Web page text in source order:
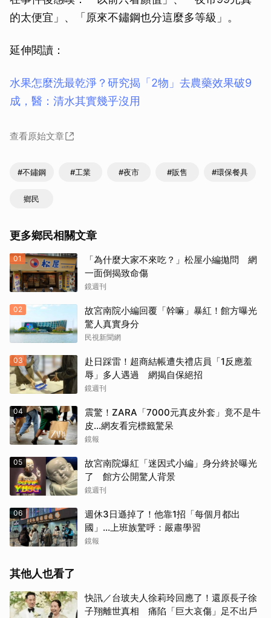
的太便宜」、「原來不鏽鋼也分這麼多等級」。
延伸閱讀：
水果怎麼洗最乾淨？研究揭「2物」去農藥效果破9
成，醫：清水其實幾乎沒用
查看原始文章
#不鏽鋼 #工業 #夜市 #販售 #環保餐具
鄉民
更多鄉民相關文章
01
「為什麼大家不來吃？」松屋小編拋問 網
一面倒揭致命傷
鏡週刊
02
故宮南院小編回覆「幹嘛」暴紅！館方曝光
驚人真實身分
民視新聞網
03
赴日踩雷！超商結帳遭失禮店員「1反應羞
辱」多人遇過 網揭自保絕招
鏡週刊
04
震驚！ZARA「7000元真皮外套」竟不是牛
皮...網友看完標籤驚呆
鏡報
05
故宮南院爆紅「迷因式小編」身分終於曝光
了 館方公開驚人背景
鏡週刊
06
週休3日遜掉了！他靠1招「每個月都出
國」...上班族驚呼：嚴肅學習
鏡報
其他人也看了
快訊／台玻夫人徐莉玲回應了！還原長子徐
子翔離世真相 痛陷「巨大哀傷」足不出戶